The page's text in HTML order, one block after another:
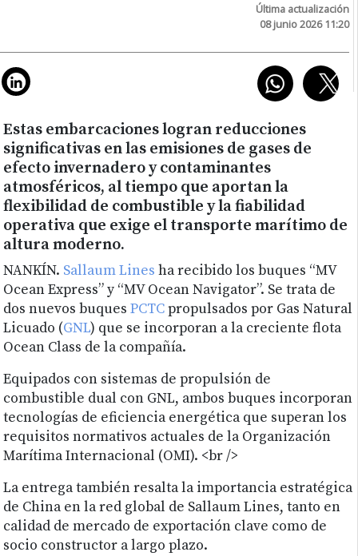
Última actualización
08 junio 2026 11:20
Estas embarcaciones logran reducciones
significativas en las emisiones de gases de
efecto invernadero y contaminantes
atmosféricos, al tiempo que aportan la
flexibilidad de combustible y la fiabilidad
operativa que exige el transporte marítimo de
altura moderno.
NANKÍN. Sallaum Lines ha recibido los buques “MV
Ocean Express” y “MV Ocean Navigator”. Se trata de
dos nuevos buquesPCTCpropulsados por Gas Natural
Licuado (GNL) que se incorporan a la creciente flota
Ocean Class de la compañía.
Equipados con sistemas de propulsión de
combustible dual con GNL, ambos buques incorporan
tecnologías de eficiencia energética que superan los
requisitos normativos actuales de la Organización
Marítima Internacional (OMI). <br />
La entrega también resalta la importancia estratégica
de China en la red global de Sallaum Lines, tanto en
calidad de mercado de exportación clave como de
socio constructor a largo plazo.